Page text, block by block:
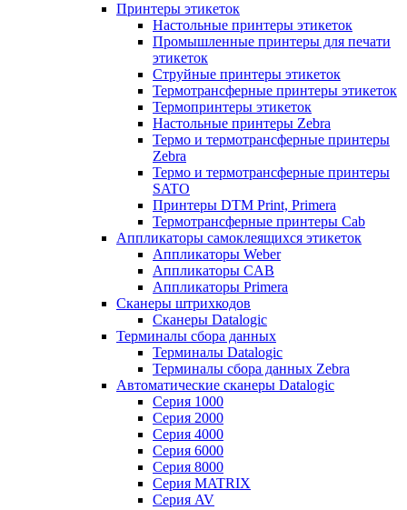
Принтеры этикеток
Настольные принтеры этикеток
Промышленные принтеры для печати
этикеток
Струйные принтеры этикеток
Термотрансферные принтеры этикеток
Термопринтеры этикеток
Настольные принтеры Zebra
Термо и термотрансферные принтеры
Zebra
Термо и термотрансферные принтеры
SATO
Принтеры DTM Print, Primera
Термотрансферные принтеры Cab
Аппликаторы самоклеящихся этикеток
Аппликаторы Weber
Аппликаторы CAB
Аппликаторы Primera
Сканеры штрихкодов
Сканеры Datalogic
Терминалы сбора данных
Терминалы Datalogic
Терминалы сбора данных Zebra
Автоматические сканеры Datalogic
Серия 1000
Серия 2000
Серия 4000
Серия 6000
Серия 8000
Серия MATRIX
Серия AV